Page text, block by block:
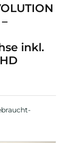
inkl.